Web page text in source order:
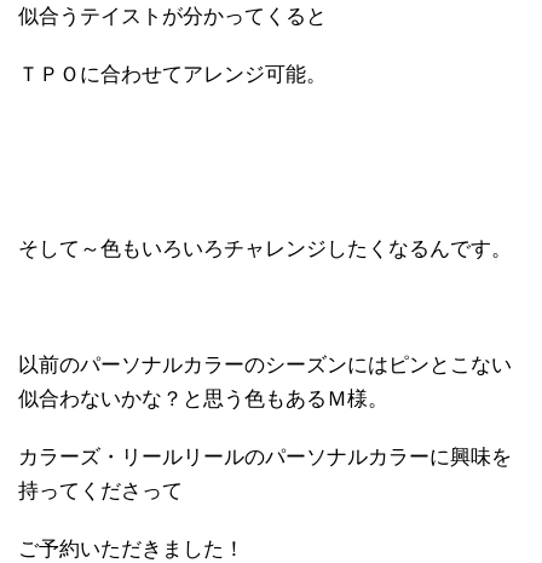
似合うテイストが分かってくると
ＴＰＯに合わせてアレンジ可能。
そして～色もいろいろチャレンジしたくなるんです。
以前のパーソナルカラーのシーズンにはピンとこない
似合わないかな？と思う色もあるＭ様。
カラーズ・リールリールのパーソナルカラーに興味を
持ってくださって
ご予約いただきました！